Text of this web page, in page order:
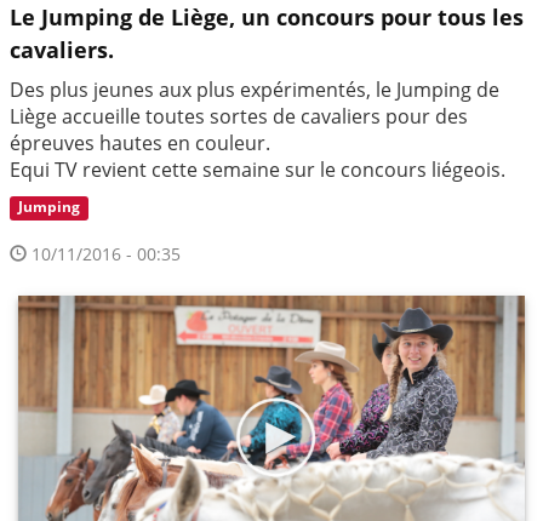
Le Jumping de Liège, un concours pour tous les
cavaliers.
Des plus jeunes aux plus expérimentés, le Jumping de
Liège accueille toutes sortes de cavaliers pour des
épreuves hautes en couleur.
Equi TV revient cette semaine sur le concours liégeois.
Jumping
10/11/2016 - 00:35